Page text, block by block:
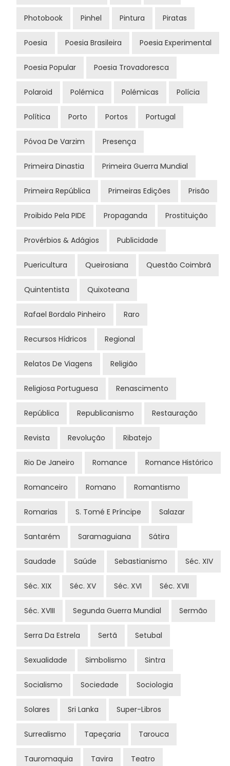
Photobook Pinhel Pintura Piratas
Poesia Poesia Brasileira Poesia Experimental
Poesia Popular Poesia Trovadoresca
Polaroid Polémica Polémicas Polícia
Política Porto Portos Portugal
Póvoa De Varzim Presença
Primeira Dinastia Primeira Guerra Mundial
Primeira República Primeiras Edições Prisão
Proibido Pela PIDE Propaganda Prostituição
Provérbios & Adágios Publicidade
Puericultura Queirosiana Questão Coimbrã
Quintentista Quixoteana
Rafael Bordalo Pinheiro Raro
Recursos Hídricos Regional
Relatos De Viagens Religião
Religiosa Portuguesa Renascimento
República Republicanismo Restauração
Revista Revolução Ribatejo
Rio De Janeiro Romance Romance Histórico
Romanceiro Romano Romantismo
Romarias S. Tomé E Príncipe Salazar
Santarém Saramaguiana Sátira
Saudade Saúde Sebastianismo Séc. XIV
Séc. XIX Séc. XV Séc. XVI Séc. XVII
Séc. XVIII Segunda Guerra Mundial Sermão
Serra Da Estrela Sertã Setubal
Sexualidade Simbolismo Sintra
Socialismo Sociedade Sociologia
Solares Sri Lanka Super-Libros
Surrealismo Tapeçaria Tarouca
Tauromaquia Tavira Teatro